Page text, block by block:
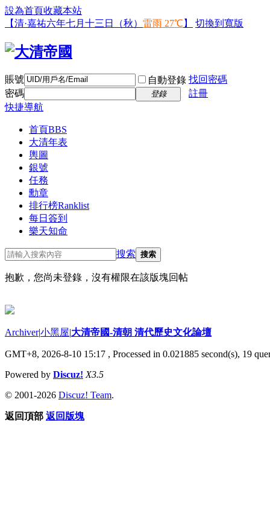
設為首頁收藏本站
【清·嘉祐六年七月十三日（秋） 雷雨 27℃ 】 切換到寬版
賬號 自動登錄 找回密碼
密碼
登錄
註冊
快捷導航
首頁BBS
大清年表
輿圖
銀號
任務
勳章
排行榜Ranklist
每日簽到
樂天知命
搜索 搜索
抱歉，您尚未登錄，沒有權限在該版塊回帖
Archiver|小黑屋|大清帝國-清朝 清代歷史文化論壇
GMT+8, 2026-8-10 15:17 , Processed in 0.021885 second(s), 19
Powered by Discuz! X3.5
© 2001-2026 Discuz! Team.
返回頂部 返回版塊